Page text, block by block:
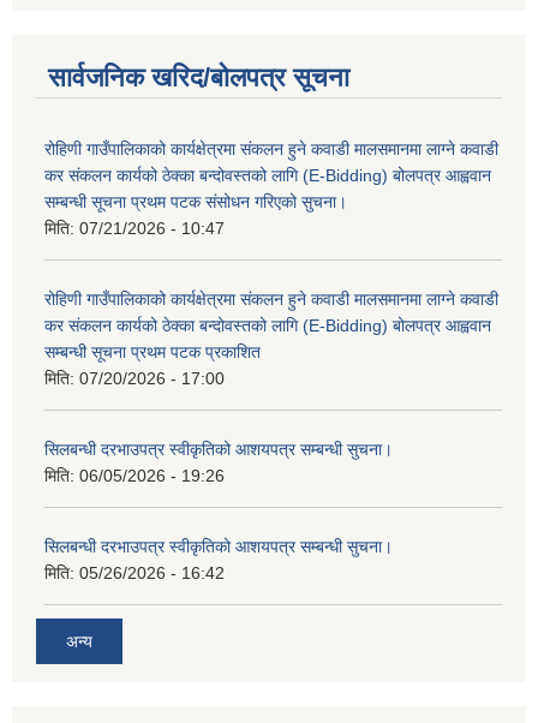
सार्वजनिक खरिद/बोलपत्र सूचना
रोहिणी गाउँपालिकाको कार्यक्षेत्रमा संकलन हुने कवाडी मालसमानमा लाग्ने कवाडी
कर संकलन कार्यको ठेक्का बन्दोवस्तको लागि (E-Bidding) बोलपत्र आह्ववान
सम्बन्धी सूचना प्रथम पटक संसोधन गरिएको सुचना।
मिति: 07/21/2026 - 10:47
रोहिणी गाउँपालिकाको कार्यक्षेत्रमा संकलन हुने कवाडी मालसमानमा लाग्ने कवाडी
कर संकलन कार्यको ठेक्का बन्दोवस्तको लागि (E-Bidding) बोलपत्र आह्ववान
सम्बन्धी सूचना प्रथम पटक प्रकाशित
मिति: 07/20/2026 - 17:00
सिलबन्धी दरभाउपत्र स्वीकृतिको आशयपत्र सम्बन्धी सुचना।
मिति: 06/05/2026 - 19:26
सिलबन्धी दरभाउपत्र स्वीकृतिको आशयपत्र सम्बन्धी सुचना।
मिति: 05/26/2026 - 16:42
अन्य